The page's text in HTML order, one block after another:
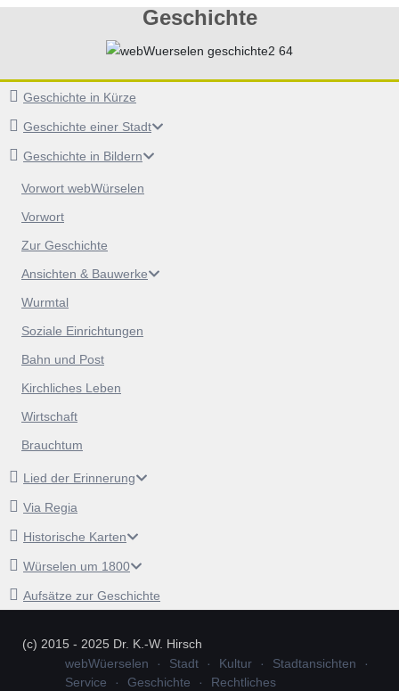
Geschichte
Geschichte in Kürze
Geschichte einer Stadt
Geschichte in Bildern
Vorwort webWürselen
Vorwort
Zur Geschichte
Ansichten & Bauwerke
Wurmtal
Soziale Einrichtungen
Bahn und Post
Kirchliches Leben
Wirtschaft
Brauchtum
Lied der Erinnerung
Via Regia
Historische Karten
Würselen um 1800
Aufsätze zur Geschichte
(c) 2015 - 2025 Dr. K.-W. Hirsch
webWüerselen
Stadt Kultur
Stadtansichten
Service
Geschichte Rechtliches